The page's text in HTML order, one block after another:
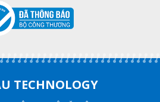
TECHNOLOGY